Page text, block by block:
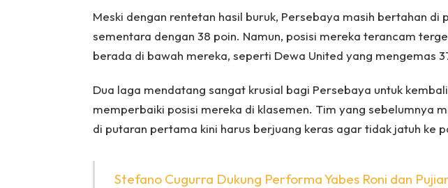
Meski dengan rentetan hasil buruk, Persebaya masih bertahan di
sementara dengan 38 poin. Namun, posisi mereka terancam
berada di bawah mereka, seperti Dewa United yang mengemas
Dua laga mendatang sangat krusial bagi Persebaya untuk
memperbaiki posisi mereka di klasemen. Tim yang sebelumnya
di putaran pertama kini harus berjuang keras agar tidak jatuh ke
Stefano Cugurra Dukung Performa Yabes Roni dan